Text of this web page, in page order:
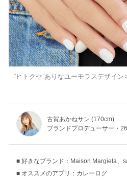
“ヒトクセ”ありなユーモラスデザイ
古賀あかねサン (170cm)
ブランドプロデューサー・
好きなブランド：Maison Margiela、
オススメのアプリ：カレーログ